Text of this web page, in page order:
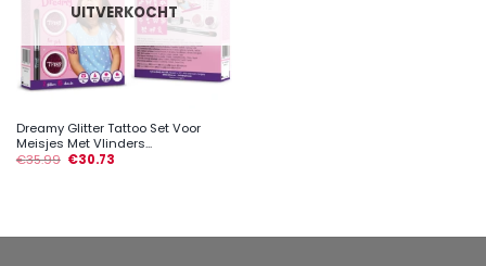
UITVERKOCHT
Dreamy Glitter Tattoo Set Voor
Meisjes Met Vlinders...
€35.99 €30.73